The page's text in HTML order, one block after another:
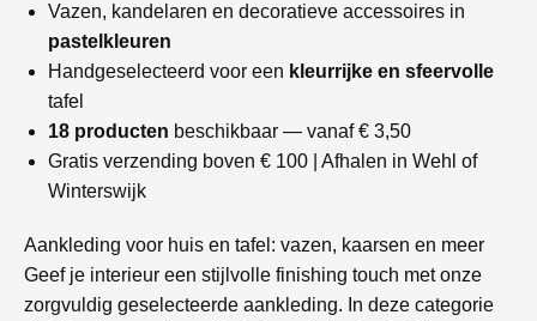
Vazen, kandelaren en decoratieve accessoires in
pastelkleuren
Handgeselecteerd voor een kleurrijke en sfeervolle
tafel
18 producten beschikbaar — vanaf € 3,50
Gratis verzending boven € 100 | Afhalen in Wehl of
Winterswijk
Aankleding voor huis en tafel: vazen, kaarsen en meer
Geef je interieur een stijlvolle finishing touch met onze
zorgvuldig geselecteerde aankleding. In deze categorie